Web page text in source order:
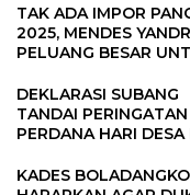
TAK ADA IMPOR
2025, MENDES
PELUANG BESAR
DEKLARASI SUBANG
TANDAI PERINGATAN
PERDANA HARI DESA
KADES BOLADANGKO